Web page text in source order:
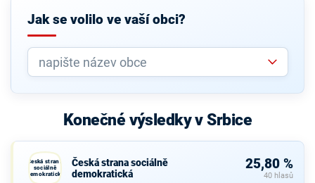
Jak se volilo ve vaší obci?
Konečné výsledky v Srbice
Česká strana
sociálně
demokratická
Česká strana sociálně
demokratická
25,80 %
40 hlasů